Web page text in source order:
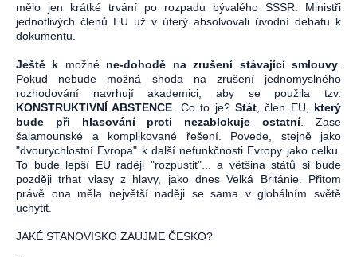
mělo jen krátké trvání po rozpadu bývalého SSSR. Ministři
jednotlivých členů EU už v úterý absolvovali úvodní debatu k
dokumentu.
Ještě k možné ne-dohodě na zrušení stávající smlouvy
Pokud nebude možná shoda na zrušení jednomyslného
rozhodování navrhují akademici, aby se použila tzv.
KONSTRUKTIVNÍ ABSTENCE . Co to je? Stát, člen EU, který
bude při hlasování proti nezablokuje ostatní. Zase
šalamounské a komplikované řešení. Povede, stejně jako
"dvourychlostní Evropa" k další nefunkčnosti Evropy jako celku.
To bude lepší EU raději "rozpustit"... a většina států si bude
později trhat vlasy z hlavy, jako dnes Velká Británie. Přitom
právě ona měla největší naději se sama v globálním světě
uchytit.
JAKÉ STANOVISKO ZAUJME ČESKO?